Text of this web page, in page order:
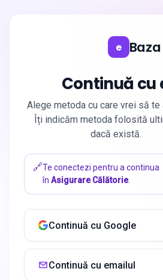
e Baza
Continuă cu
Alege metoda cu care vrei să te
Îți indicăm metoda folosită
dacă există.
🔗Te conectezi pentru a continua
în Asigurare Călătorie.
Continuă cu Google
Continuă cu emailul